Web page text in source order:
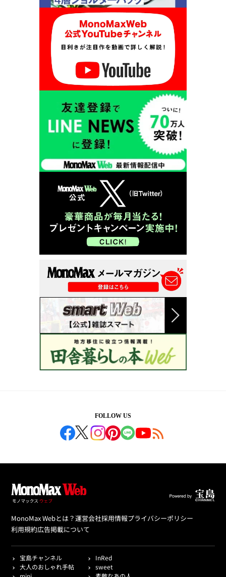
FOLLOW US
MonoMax Webとは？運営会社採用情報プライバシーポリシー
利用規約広告掲載について
宝島チャンネル
InRed
大人のおしゃれ手帖
sweet